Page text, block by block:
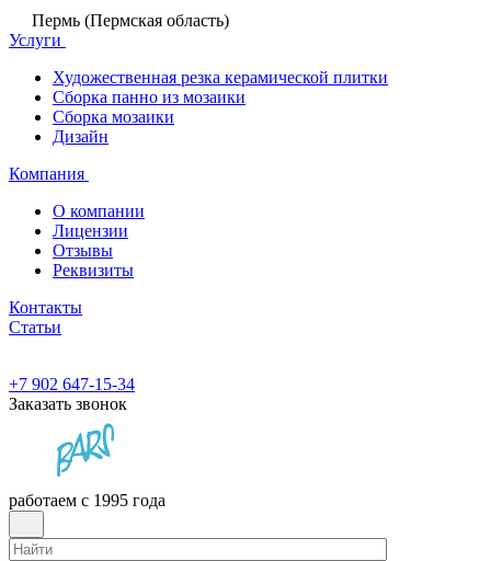
Пермь (Пермская область)
Услуги
Художественная резка керамической плитки
Сборка панно из мозаики
Сборка мозаики
Дизайн
Компания
О компании
Лицензии
Отзывы
Реквизиты
Контакты
Статьи
+7 902 647-15-34
Заказать звонок
работаем с 1995 года